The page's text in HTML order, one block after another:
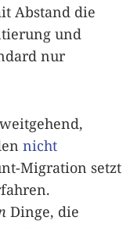
Abstand die
und
nur
nicht
Migration setzt
Dinge, die